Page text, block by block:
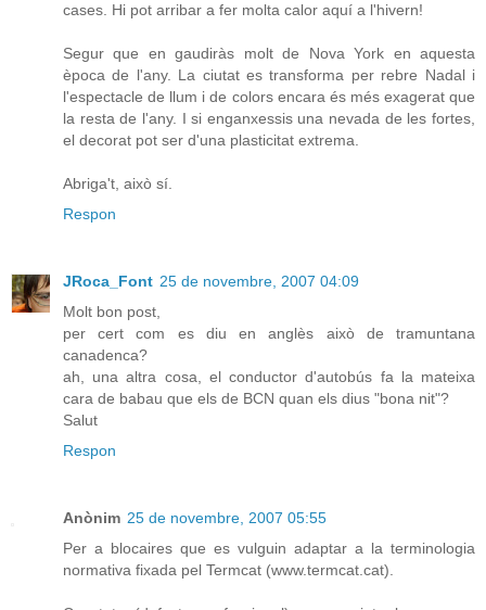
cases. Hi pot arribar a fer molta calor aquí a l'hivern!
Segur que en gaudiràs molt de Nova York en aquesta
època de l'any. La ciutat es transforma per rebre Nadal i
l'espectacle de llum i de colors encara és més exagerat que
la resta de l'any. I si enganxessis una nevada de les fortes,
el decorat pot ser d'una plasticitat extrema.
Abriga't, això sí.
Respon
JRoca_Font 25 de novembre, 2007 04:09
Molt bon post,
per cert com es diu en anglès això de tramuntana
canadenca?
ah, una altra cosa, el conductor d'autobús fa la mateixa
cara de babau que els de BCN quan els dius "bona nit"?
Salut
Respon
Anònim 25 de novembre, 2007 05:55
Per a blocaires que es vulguin adaptar a la terminologia
normativa fixada pel Termcat (www.termcat.cat).